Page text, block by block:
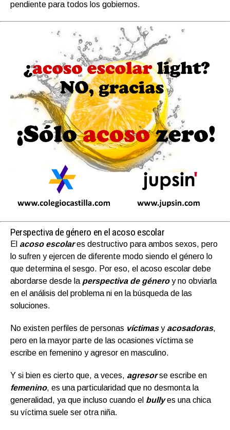
pendiente para todos los gobiernos.
Perspectiva de género en el acoso escolar
El acoso escolares destructivo para ambos sexos, pero
lo sufren y ejercen de diferente modo siendo el género lo
que determina el sesgo. Por eso, el acoso escolar debe
abordarse desde la perspectiva de géneroy no obviarla
en el análisis del problema ni en la búsqueda de las
soluciones.
No existen perfiles de personas víctimasyacosadoras,
pero en la mayor parte de las ocasiones víctima se
escribe en femenino y agresor en masculino.
Y si bien es cierto que, a veces, agresorse escribe en
femenino, es una particularidad que no desmonta la
generalidad, ya que incluso cuando el bullyes una chica
su víctima suele ser otra niña.